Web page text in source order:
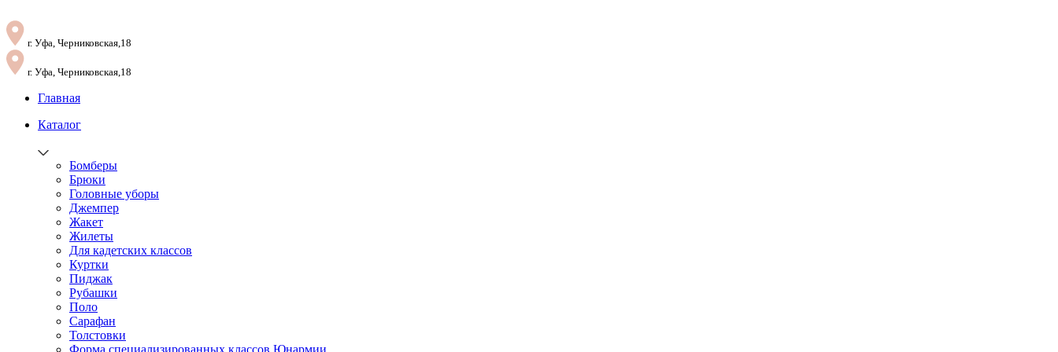
г. Уфа, Черниковская,18
г. Уфа, Черниковская,18
Главная
Каталог
Бомберы
Брюки
Головные уборы
Джемпер
Жакет
Жилеты
Для кадетских классов
Куртки
Пиджак
Рубашки
Поло
Сарафан
Толстовки
Форма специализированных классов Юнармии